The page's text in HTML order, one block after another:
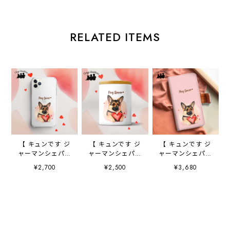
RELATED ITEMS
【 キュンです ジ
ャーマンシェパー
ド 】 スマホケー
ス クリアソフト
¥2,700
【 キュンです ジ
ャーマンシェパー
ド 】 キャニスタ
ー 保存容器 お
¥2,500
【 キュンです ジ
ャーマンシェパー
ド 】 手帳 スマホ
ケース 犬 うち
¥3,680